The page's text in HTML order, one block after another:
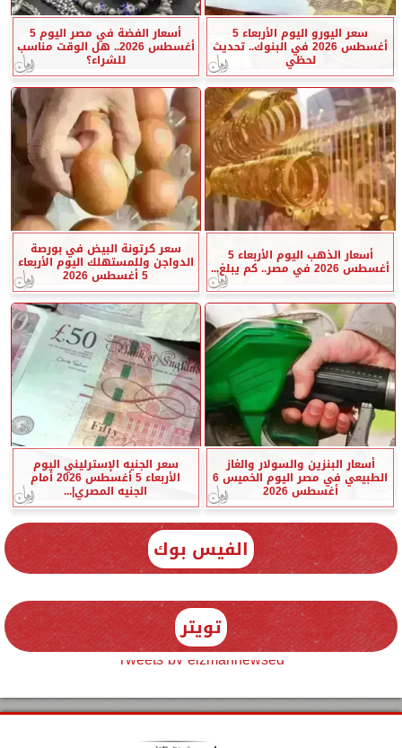
سعر اليورو اليوم الأربعاء 5
أغسطس 2026 في البنوك.. تحديث
لحظي
أسعار الفضة في مصر اليوم 5
أغسطس 2026.. هل الوقت مناسب
للشراء؟
أسعار الذهب اليوم الأربعاء 5
أغسطس 2026 في مصر.. كم يبلغ...
سعر كرتونة البيض في بورصة
الدواجن وللمستهلك اليوم الأربعاء
5 أغسطس 2026
أسعار البنزين والسولار والغاز
الطبيعي في مصر اليوم الخميس 6
أغسطس 2026
سعر الجنيه الإسترليني اليوم
الأربعاء 5 أغسطس 2026 أمام
الجنيه المصري|...
الفيس بوك
تويتر
Tweets by elzmannewseg